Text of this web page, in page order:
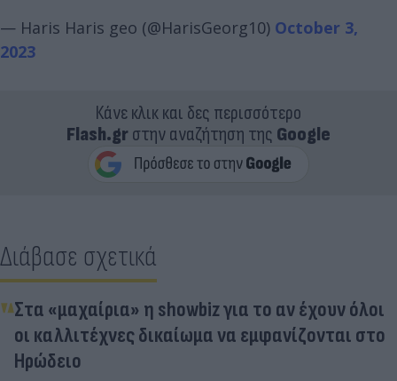
— Haris Haris geo (@HarisGeorg10) October 3,
2023
Κάνε κλικ και δες περισσότερο
Flash.grστην αναζήτηση της Google
Διάβασε σχετικά
Στα «μαχαίρια» η showbiz για το αν έχουν όλοι
οι καλλιτέχνες δικαίωμα να εμφανίζονται στο
Ηρώδειο